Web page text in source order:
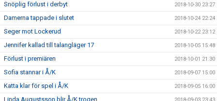
Snöplig förlust i derbyt 2018-10-30 23:27
Damerna tappade i slutet 2018-10-24 22:24
Seger mot Lockerud 2018-10-22 23:12
Jennifer kallad till talangläger 17 2018-10-05 15:48
Förlust i premiären 2018-10-01 21:30
Sofia stannar i Å/K 2018-09-07 15:00
Katta klar för spel i Å/K 2018-09-05 16:00
Linda Augustsson blir Å/K trogen